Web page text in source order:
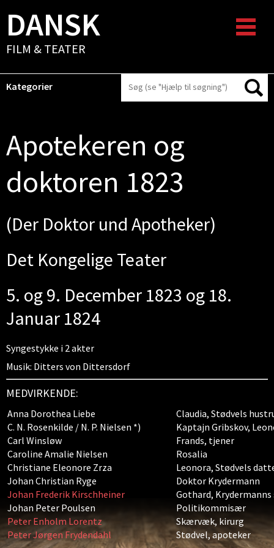
DANSK
FILM & TEATER
Kategorier
Apotekeren og
doktoren 1823
(Der Doktor und Apotheker)
Det Kongelige Teater
5. og 9. December 1823 og 18.
Januar 1824
Syngestykke i 2 akter
Musik: Ditters von Dittersdorf
MEDVIRKENDE:
Anna Dorothea Liebe
Claudia, Stødvels
C. N. Rosenkilde / N. P. Nielsen *)
Kaptajn Gribskov,
Carl Winsløw
Frands, tjener
Caroline Amalie Nielsen
Rosalia
Christiane Eleonore Zrza
Leonora, Stødvels
Johan Christian Ryge
Doktor Krydermann
Johan Frederik Kirschheiner
Gothard, Krydermanns
Johan Peter Poulsen
Politikommisær
Peter Enholm Lorentz
Skærvæk, kirurg
Peter Jørgen Frydendahl
Stødvel, apoteker